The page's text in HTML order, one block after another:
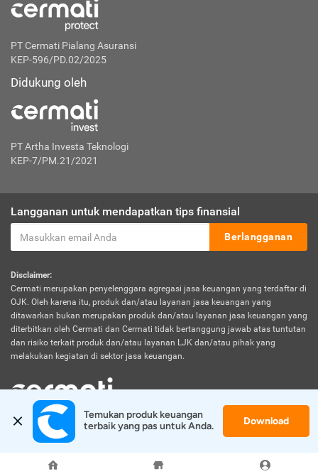
PT Cermati Pialang Asuransi
KEP-596/PD.02/2025
Didukung oleh
PT Artha Investa Teknologi
KEP-7/PM.21/2021
Langganan untuk mendapatkan tips finansial
Berlangganan
Disclaimer:
Cermati merupakan penyelenggara agregasi jasa keuangan yang terdaftar di
OJK. Oleh karena itu, produk dan/atau layanan jasa keuangan yang
ditawarkan bukan merupakan produk dan/atau layanan jasa keuangan yang
diterbitkan oleh Cermati dan Cermati tidak bertanggung jawab atas tuntutan
dan risiko terkait produk dan/atau layanan LJK dan/atau pihak yang
melakukan kegiatan di sektor jasa keuangan.
© 2026 Cermati. All Rights Reserved.
Temukan produk keuangan
terbaik yang pas untuk Anda.
Download